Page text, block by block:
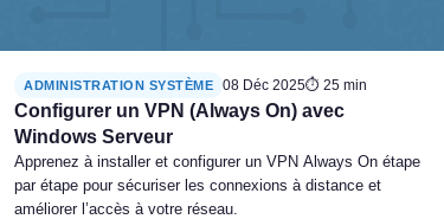
ADMINISTRATION SYSTÈME 08 Déc 2025⏱ 25 min
Configurer un VPN (Always On) avec
Windows Serveur
Apprenez à installer et configurer un VPN Always On étape
par étape pour sécuriser les connexions à distance et
améliorer l’accès à votre réseau.